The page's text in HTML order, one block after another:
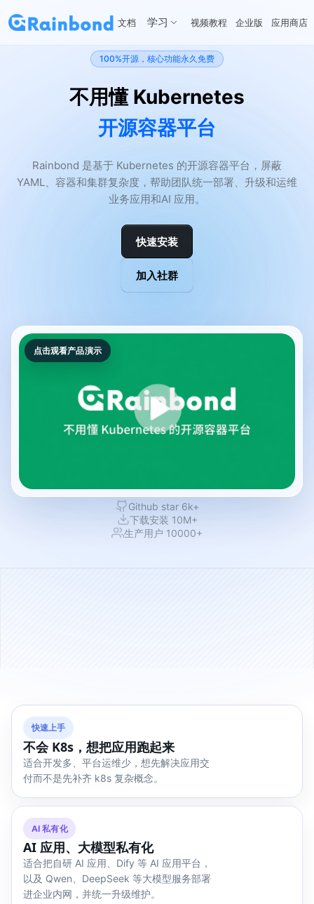
文档 学习 视频教程 企业版 应用商店
100%开源，核心功能永久免费
不用懂 Kubernetes
开源容器平台
Rainbond 是基于 Kubernetes 的开源容器平台，屏蔽
YAML、容器和集群复杂度，帮助团队统一部署、升级和运维
业务应用和AI 应用。
快速安装
加入社群
点击观看产品演示
Github star 6k+
下载安装 10M+
生产用户 10000+
快速上手
不会 K8s，想把应用跑起来
适合开发多、平台运维少，想先解决应用交
付而不是先补齐 k8s 复杂概念。
AI 私有化
AI 应用、大模型私有化
适合把自研 AI 应用、Dify 等 AI 应用平台，
以及 Qwen、DeepSeek 等大模型服务部署
进企业内网，并统一升级维护。